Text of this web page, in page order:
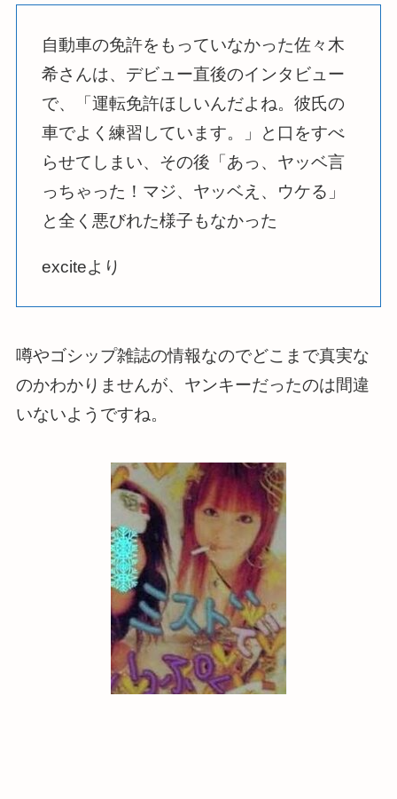
自動車の免許をもっていなかった佐々木
希さんは、デビュー直後のインタビュー
で、「運転免許ほしいんだよね。彼氏の
車でよく練習しています。」と口をすべ
らせてしまい、その後「あっ、ヤッベ言
っちゃった！マジ、ヤッベえ、ウケる」
と全く悪びれた様子もなかった
exciteより
噂やゴシップ雑誌の情報なのでどこまで真実な
のかわかりませんが、ヤンキーだったのは間違
いないようですね。